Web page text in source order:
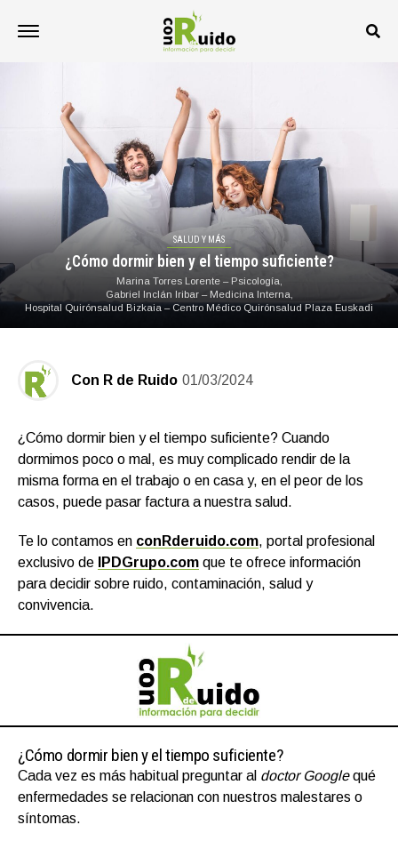
SALUD Y MÁS
¿Cómo dormir bien y el tiempo suficiente?
Marina Torres Lorente – Psicología,
Gabriel Inclán Iribar – Medicina Interna,
Hospital Quirónsalud Bizkaia – Centro Médico Quirónsalud Plaza Euskadi
Con R de Ruido 01/03/2024
¿Cómo dormir bien y el tiempo suficiente? Cuando
dormimos poco o mal, es muy complicado rendir de la
misma forma en el trabajo o en casa y, en el peor de los
casos, puede pasar factura a nuestra salud.
Te lo contamos en conRderuido.com, portal profesional
exclusivo de
IPDGrupo.com que te ofrece información
para decidir sobre ruido, contaminación, salud y
convivencia.
¿Cómo dormir bien y el tiempo suficiente?
Cada vez es más habitual preguntar al doctor Googlequé
enfermedades se relacionan con nuestros malestares o
síntomas.